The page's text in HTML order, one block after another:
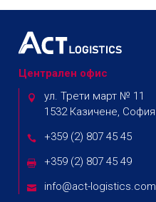
Централен офис
ул. Трети март № 11
1532 Казичене, София
+359 (2) 807 45 45
+359 (2) 807 45 49
info@act-logistics.com